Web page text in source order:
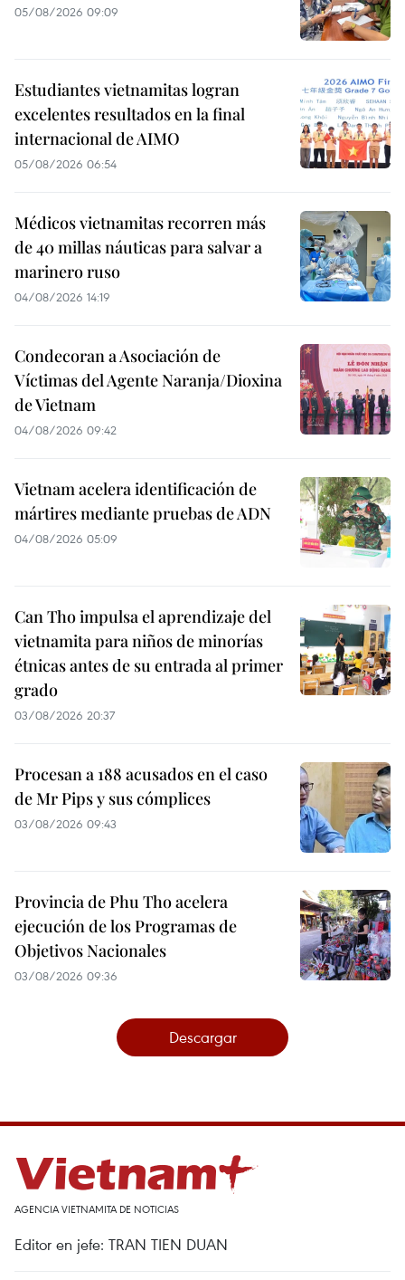
05/08/2026 09:09
Estudiantes vietnamitas logran
excelentes resultados en la final
internacional de AIMO
05/08/2026 06:54
Médicos vietnamitas recorren más
de 40 millas náuticas para salvar a
marinero ruso
04/08/2026 14:19
Condecoran a Asociación de
Víctimas del Agente Naranja/Dioxina
de Vietnam
04/08/2026 09:42
Vietnam acelera identificación de
mártires mediante pruebas de ADN
04/08/2026 05:09
Can Tho impulsa el aprendizaje del
vietnamita para niños de minorías
étnicas antes de su entrada al primer
grado
03/08/2026 20:37
Procesan a 188 acusados en el caso
de Mr Pips y sus cómplices
03/08/2026 09:43
Provincia de Phu Tho acelera
ejecución de los Programas de
Objetivos Nacionales
03/08/2026 09:36
Descargar
AGENCIA VIETNAMITA DE NOTICIAS
Editor en jefe: TRAN TIEN DUAN